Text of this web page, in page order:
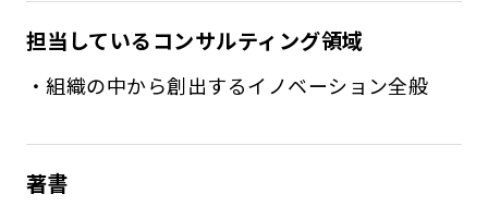
担当しているコンサルティング領域
・組織の中から創出するイノベーション全般
著書